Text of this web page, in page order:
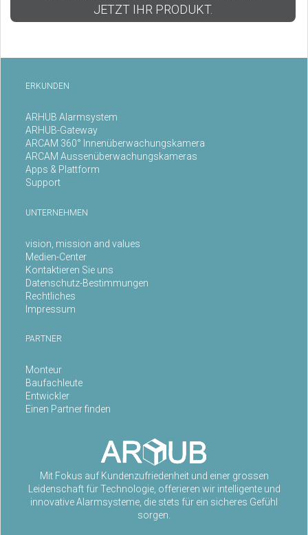
JETZT IHR PRODUKT.
Mit Fokus auf Kundenzufriedenheit und einer grossen
Leidenschaft für Technologie, offerieren wir intelligente und
innovative Alarmsysteme, die stets für ein sicheres Gefühl
sorgen.
ERKUNDEN
ARHUB Alarmsystem
ARHUB-Gateway
ARCAM 360° Innenüberwachungskamera
ARCAM Aussenüberwachungskameras
Apps & Plattform
Support
UNTERNEHMEN
vision, mission and values
Medien-Center
Kontaktieren Sie uns
Datenschutz-Bestimmungen
Rechtliches
Impressum
PARTNER
Monteur
Baufachleute
Entwickler
Einen Partner finden